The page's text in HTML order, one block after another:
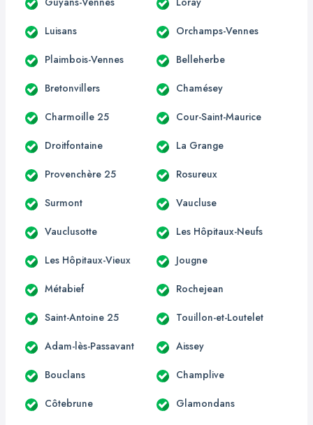
Luisans Orchamps-Vennes
Plaimbois-Vennes Belleherbe
Bretonvillers Chamésey
Charmoille 25 Cour-Saint-Maurice
Droitfontaine La Grange
Provenchère 25 Rosureux
Surmont Vaucluse
Vauclusotte Les Hôpitaux-Neufs
Les Hôpitaux-Vieux Jougne
Métabief Rochejean
Saint-Antoine 25 Touillon-et-Loutelet
Adam-lès-Passavant Aissey
Bouclans Champlive
Côtebrune Glamondans